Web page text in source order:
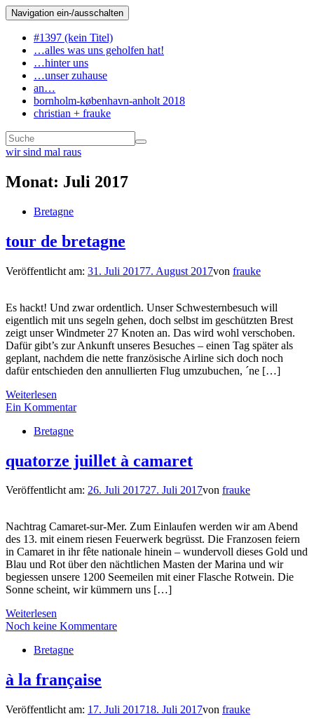
Navigation ein-/ausschalten
#1397 (kein Titel)
…alles was uns geholfen hat!
…hinter uns
…unser zuhause
an…
bornholm-københavn-anholt 2018
christian + frauke
wir sind mal raus
Monat: Juli 2017
Bretagne
tour de bretagne
Veröffentlicht am: 31. Juli 20177. August 2017von frauke
Es hackt! Und zwar ordentlich. Unser Schwesternbesuch will
eigentlich mit uns segeln gehen, doch selbst im geschützten Brest
zeigt unser Windmeter 27 Knoten an. Das wird wohl verschoben.
Dafür gibt’s zur Ankunft unseres Besuches – einen Tag später als
geplant, nachdem die nette französische Airline sich doch noch
dafür entschieden den annullierten Flug umzubuchen, ´ne […]
Weiterlesen
Ein Kommentar
Bretagne
quatorze juillet à camaret
Veröffentlicht am: 26. Juli 201727. Juli 2017von frauke
Nachtrag Camaret-sur-Mer. Zum Einlaufen werden wir am Abend
des 13. mit einem riesen Feuerwerk begrüsst. Die Franzosen feiern
in Camaret in ihr fête nationale hinein – wundervoll dieses Gold und
Blau und Rot über den nächtlichen Masten der Marina und wir
begiessen unsere 1200 Seemeilen mit einer Flasche Rotwein. Die
Sonne scheint, wir kümmern uns […]
Weiterlesen
Noch keine Kommentare
Bretagne
à la française
Veröffentlicht am: 17. Juli 201718. Juli 2017von frauke